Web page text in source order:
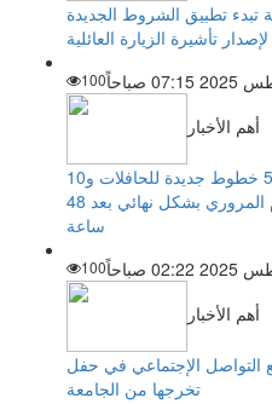
تبدء تطبيق الشروط الجديدة
لإصدار تأشيرة الزيارة العائلية
100
أهم الأخبار
ساعات حاسمة في دبي: تدشين 5 خطوط جديدة للحافلات و10
مناطق سوف تتخلص من الزحام المروري بشكل نهائي بعد 48
ساعة
100
أهم الأخبار
التواصل الإجتماعي في حفل
تخرجها من الجامعة